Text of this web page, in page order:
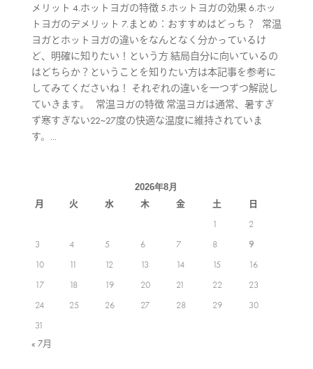
メリット 4.ホットヨガの特徴 5.ホットヨガの効果 6.ホッ
トヨガのデメリット 7.まとめ：おすすめはどっち？ 常温
ヨガとホットヨガの違いをなんとなく分かっているけ
ど、明確に知りたい！という方 結局自分に向いているの
はどちらか？ということを知りたい方は本記事を参考に
してみてくださいね！ それぞれの違いを一つずつ解説し
ていきます。 常温ヨガの特徴 常温ヨガは通常、暑すぎ
ず寒すぎない22~27度の快適な温度に維持されていま
す。...
2026年8月
月 火 水 木 金 土
日
1
2
3
4 5 6 7 8
9
10
11 12 13 14 15
16
17
18 19 20 21 22
23
24
25 26 27 28 29
30
31
« 7月